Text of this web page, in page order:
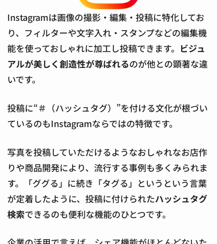
Instagramは画像の撮影・編集・投稿に特化してお
り、フィルターや文字入れ・スタンプなどの編集機
能を使っておしゃれに加工し投稿できます。 ビジュ
アルが美しく創造性が尊ばれるのが他との顕著な違
いです。
投稿に“＃（ハッシュタグ）”を付ける文化が根づい
ているのもInstagramならではの特徴です。
写真を投稿していただけるようなおしゃれなお店作
りや商品開発により、流行する事例も多くみられま
す。「ググる」に続き「タグる」というという言葉
が定着したように、投稿に付けられたハッシュタグ
検索できるのも便利な機能のひとつです。